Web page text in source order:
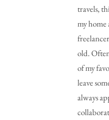
travels,
my home
old.
of my
leave
always